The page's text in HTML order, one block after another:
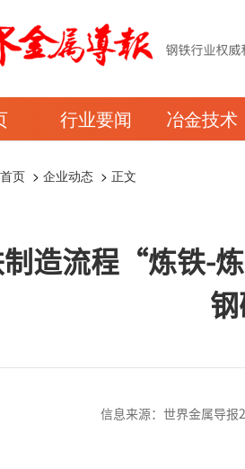
行业要闻 冶金技术
首页 > 企业动态 > 正文
制造流程“炼铁-
信息来源：世界金属导